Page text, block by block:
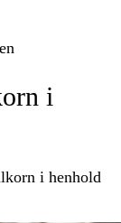
i
i henhold